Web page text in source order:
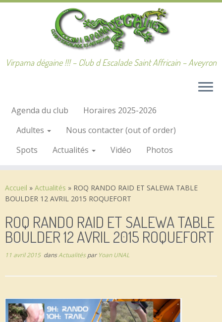
Passer
Virpama dégaine !!! – Club d Escalade Saint Affricain – Aveyron
Agenda du club
Horaires 2025-2026
Adultes
Nous contacter (out of order)
Spots
Actualités Vidéo Photos
Accueil » Actualités » ROQ RANDO RAID ET SALEWA TABLE
BOULDER 12 AVRIL 2015 ROQUEFORT
ROQ RANDO RAID ET SALEWA TABLE
BOULDER 12 AVRIL 2015 ROQUEFORT
11 avril 2015dansActualités par Yoan UNAL